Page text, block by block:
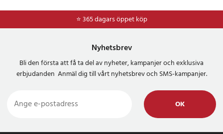
⭐ 365 dagars öppet köp
⭐Frakt 49kr *
Nyhetsbrev
Bli den första att få ta del av nyheter, kampanjer och exklusiva
erbjudanden Anmäl dig till vårt nyhetsbrev och SMS-kampanjer.
OK